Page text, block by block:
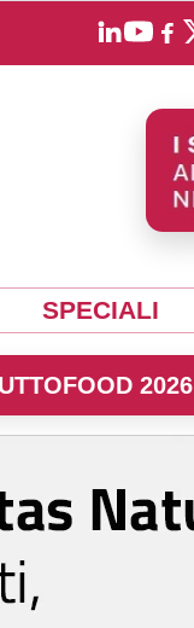
SPECIALI
2026